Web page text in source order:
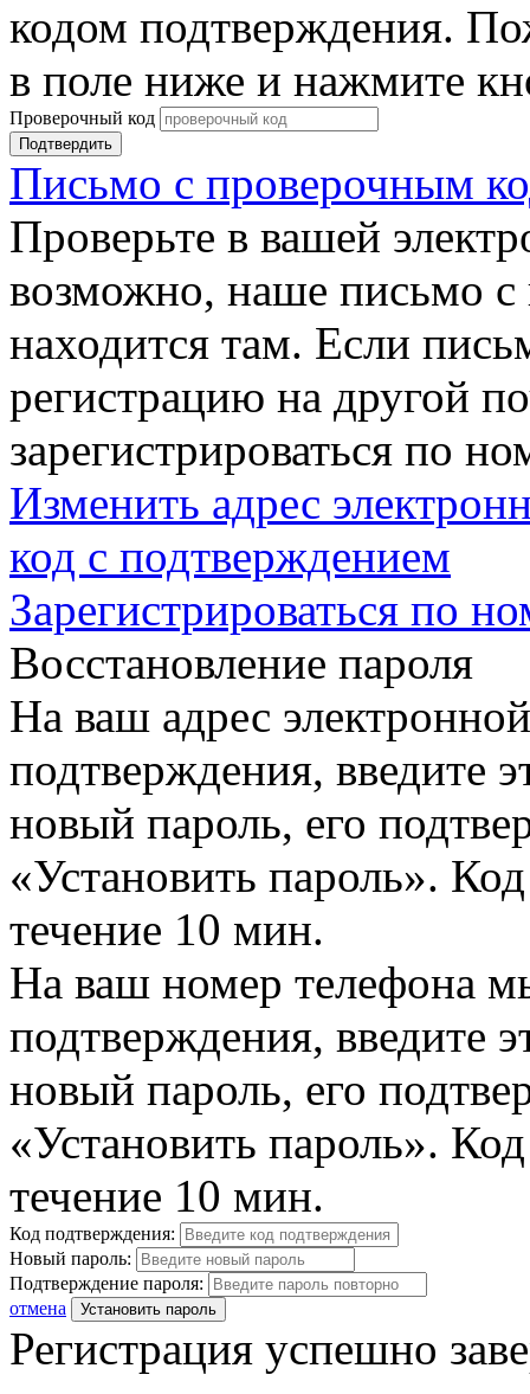
кодом подтверждения.
в поле ниже и нажмите
Проверочный код
Подтвердить
Письмо с проверочным
Проверьте в вашей
возможно, наше письмо с
находится там. Если
регистрацию на другой
зарегистрироваться по
Изменить адрес
код с подтверждением
Зарегистрироваться по
Восстановление пароля
На ваш адрес
подтверждения, введите
новый пароль, его
«Установить пароль».
течение 10 мин.
На ваш номер телефона
подтверждения, введите
новый пароль, его
«Установить пароль».
течение 10 мин.
Код подтверждения:
Новый пароль:
Подтверждение пароля:
отмена
Установить пароль
Регистрация успешно